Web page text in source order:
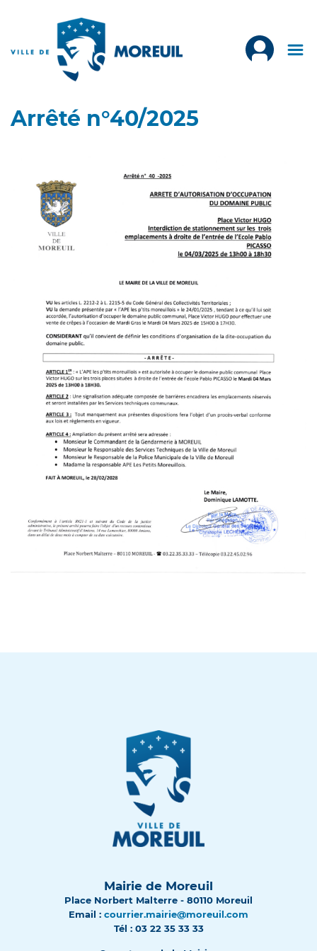
Arrêté n°40/2025
Mairie de Moreuil
Place Norbert Malterre - 80110 Moreuil
Email : courrier.mairie@moreuil.com
Tél : 03 22 35 33 33